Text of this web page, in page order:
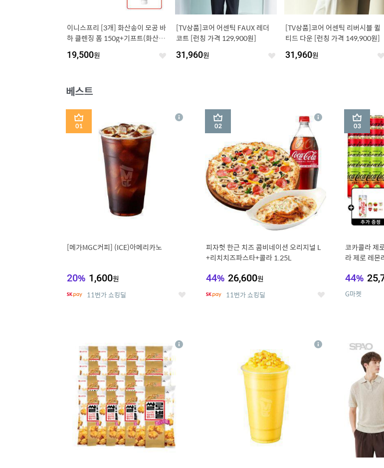
이니스프리 [3개] 화산송이 모공 바
하 클렌징 폼 150g+기프트(화산송
19,500원 좋
[TV상품]코어 어센틱 FAUX 레더
코트 [런칭 가격 129,900원]
31,960원 좋
[TV상품]코어 어센틱 리버시블 퀼
티드 다운 [런칭 가격 149,900원]
31,960원 좋
베스트
1
[메가MGC커피] (ICE)아메리카노
20% 1,600원
11번가 쇼킹딜 좋
상
2
피자헛 한근 치즈 콤비네이션 오리지널 L
+리치치즈파스타+콜라 1.25L
44% 26,600원
11번가 쇼킹딜 좋
상
3
코카콜라 제
라 제로 레
44%
G마켓
상 상